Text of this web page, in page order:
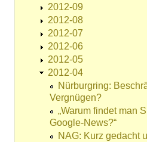
2012-09
2012-08
2012-07
2012-06
2012-05
2012-04
Nürburgring:
Vergnügen?
„Warum findet man
Google-News?“
NAG: Kurz gedacht